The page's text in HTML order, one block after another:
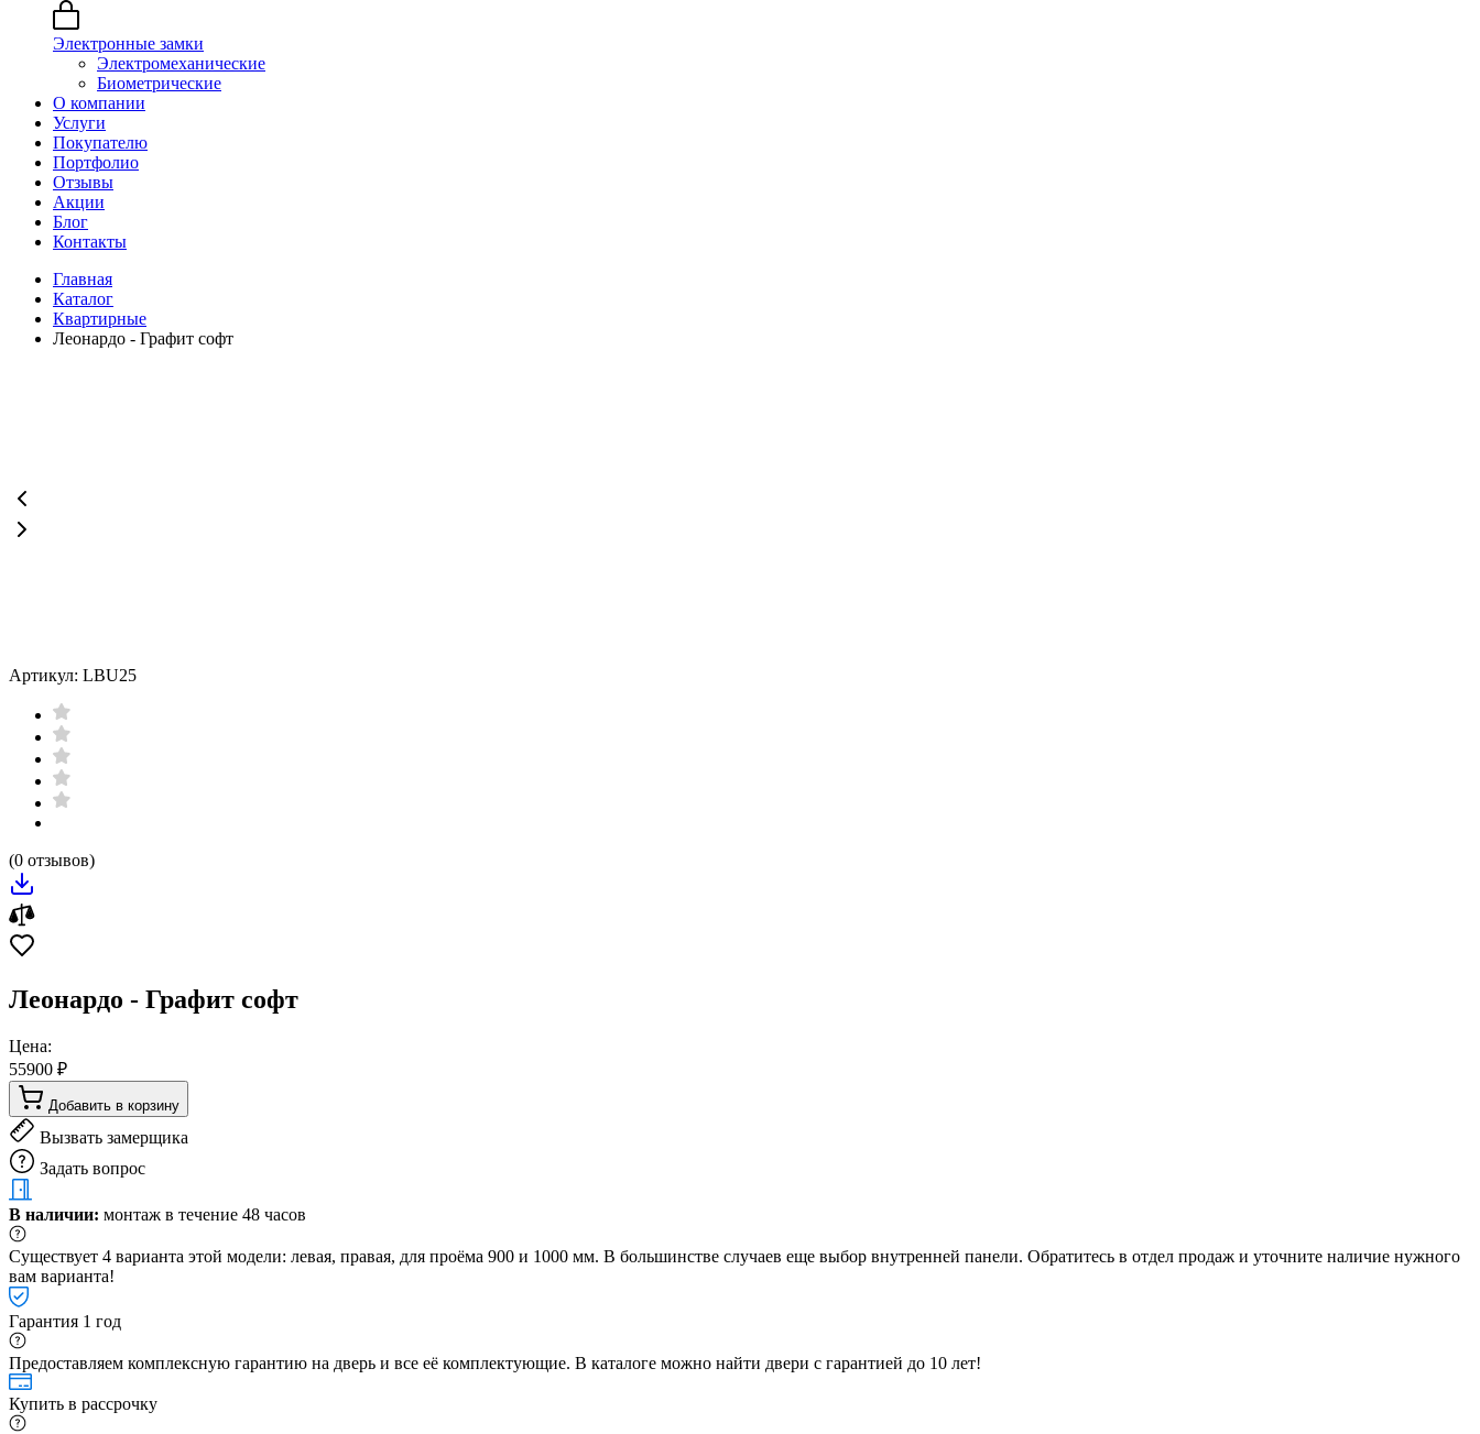
Электронные замки
Электромеханические
Биометрические
О компании
Услуги
Покупателю
Портфолио
Отзывы
Акции
Блог
Контакты
Главная
Каталог
Квартирные
Леонардо - Графит софт
Артикул: LBU25
(0 отзывов)
Леонардо - Графит софт
Цена:
55900 ₽
Добавить в корзину
Вызвать замерщика
Задать вопрос
В наличии: монтаж в течение 48 часов
Существует 4 варианта этой модели: левая, правая, для проёма 900 и 1000 мм. В большинстве случаев еще выбор внутренней панели. Обратитесь в отдел продаж и уточните наличие нужного
вам варианта!
Гарантия 1 год
Предоставляем комплексную гарантию на дверь и все её комплектующие. В каталоге можно найти двери с гарантией до 10 лет!
Купить в рассрочку